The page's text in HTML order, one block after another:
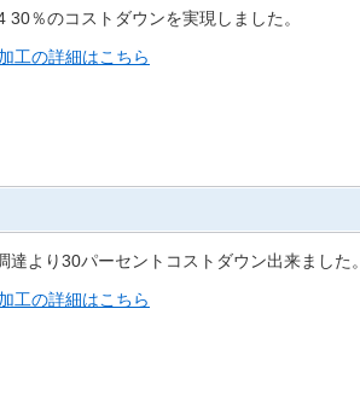
30％のコストダウンを実現しました。
工の詳細はこちら
達より30パーセントコストダウン出来ました。
工の詳細はこちら